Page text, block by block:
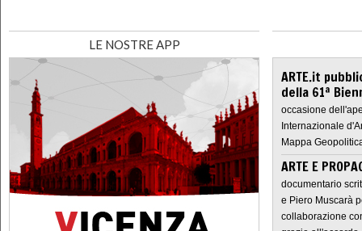
LE NOSTRE APP
ARTE.it
della 61ª
occasione
Internazionale
Mappa
ARTE E
documentario
e Piero Muscarà
collaborazione